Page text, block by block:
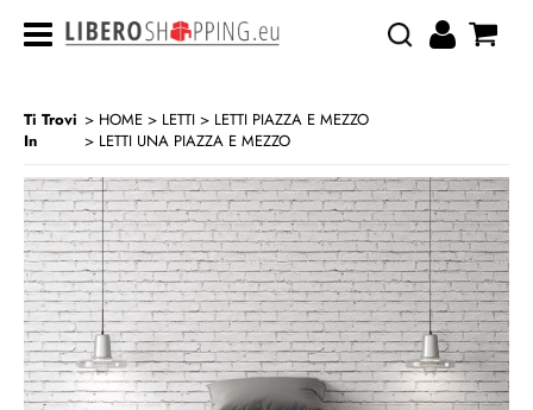
CATEGORIA: HOME> LETTI> LETTI PIAZZA E MEZZO> LETTI UNA PIAZZA E MEZZO
Ti Trovi
In
HOME LETTI
LETTI PIAZZA E MEZZO
LETTI UNA PIAZZA E MEZZO